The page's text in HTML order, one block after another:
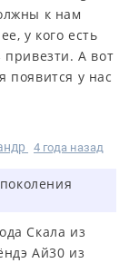
к нам
у кого есть
привезти. А вот
появится у нас
4 года назад
Скала из
Ай30 из